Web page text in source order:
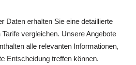
Daten erhalten Sie eine detaillierte
vergleichen. Unsere Angebote
alle relevanten Informationen,
Entscheidung treffen können.